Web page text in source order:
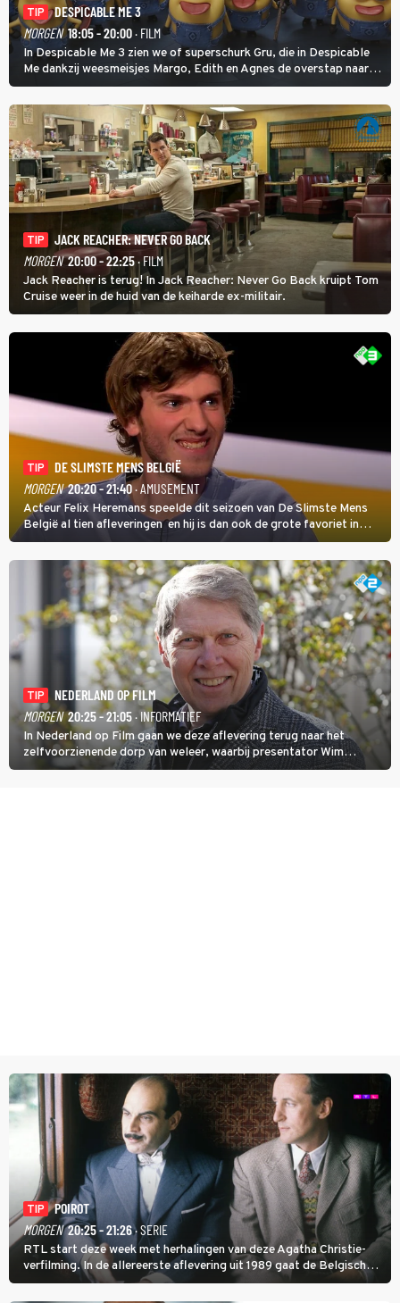
TIP
DESPICABLE ME 3
MORGEN 18:05 - 20:00· FILM
In Despicable Me 3 zien we of superschurk Gru, die in Despicable
Me dankzij weesmeisjes Margo, Edith en Agnes de overstap naar
het rechte pad maakte, ook op dat pad weet te blijven.
TIP
JACK REACHER: NEVER GO BACK
MORGEN 20:00 - 22:25· FILM
Jack Reacher is terug! In Jack Reacher: Never Go Back kruipt Tom
Cruise weer in de huid van de keiharde ex-militair.
TIP
DE SLIMSTE MENS BELGIË
MORGEN 20:20 - 21:40· AMUSEMENT
Acteur Felix Heremans speelde dit seizoen van De Slimste Mens
België al tien afleveringen en hij is dan ook de grote favoriet in
deze seizoensfinale. En er is Nederlandse inbreng, want komiek
Soundos El Ahmadi neemt plaats aan de jurytafel.
TIP
NEDERLAND OP FILM
MORGEN 20:25 - 21:05· INFORMATIEF
In Nederland op Film gaan we deze aflevering terug naar het
zelfvoorzienende dorp van weleer, waarbij presentator Wim
Daniëls de kijkers meeneemt op reis door de tijd aan de hand van
TIP
POIROT
MORGEN 20:25 - 21:26· SERIE
RTL start deze week met herhalingen van deze Agatha Christie-
verfilming. In de allereerste aflevering uit 1989 gaat de Belgische
speurder op zoek naar een vermiste kok. Poirot raakt al snel
verwikkeld in een moordzaak. (HH)